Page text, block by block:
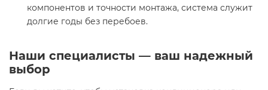
компонентов и точности монтажа, система служит
долгие годы без перебоев.
Наши специалисты — ваш надежный
выбор